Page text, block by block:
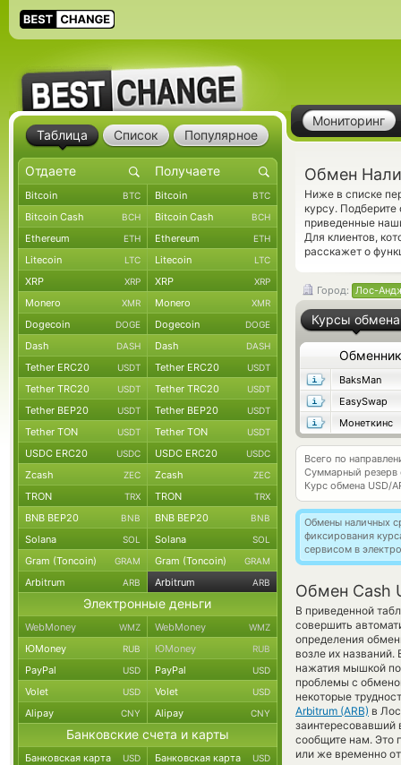
Мониторинг
Обмен
Ниже в списке
курсу.
приведенные
Для клиентов,
расскажет о
Город: Лос-
Курсы обмена
Обменник
BaksMan
EasySwap
Монеткинс
Всего по
Суммарный резерв
Курс обмена USD/
Обмены наличных
фиксирования
сервисом в
Обмен Cash
В приведенной
совершить
определения
возле их
нажатия мышкой по
проблемы с
некоторые
Arbitrum (ARB) в
заинтересовавший
сообщите нам. Это
или же временно
Таблица Список Популярное
Bitcoin BTC Bitcoin BTC
Bitcoin Cash BCH Bitcoin Cash BCH
Ethereum ETH Ethereum ETH
Litecoin LTC Litecoin LTC
XRP XRP XRP XRP
Monero XMR Monero XMR
Dogecoin DOGE Dogecoin DOGE
Dash DASH Dash DASH
Tether ERC20 USDT Tether ERC20 USDT
Tether TRC20 USDT Tether TRC20 USDT
Tether BEP20 USDT Tether BEP20 USDT
Tether TON USDT Tether TON USDT
USDC ERC20 USDC USDC ERC20 USDC
Zcash ZEC Zcash ZEC
TRON TRX TRON TRX
BNB BEP20 BNB BNB BEP20 BNB
Solana SOL Solana SOL
Gram (Toncoin) GRAM Gram (Toncoin) GRAM
Arbitrum ARB Arbitrum ARB
Электронные деньги
WebMoney WMZ WebMoney WMZ
ЮMoney RUB ЮMoney RUB
PayPal USD PayPal USD
Volet USD Volet USD
Alipay CNY Alipay CNY
Банковские счета и карты
Банковская карта USD Банковская карта USD